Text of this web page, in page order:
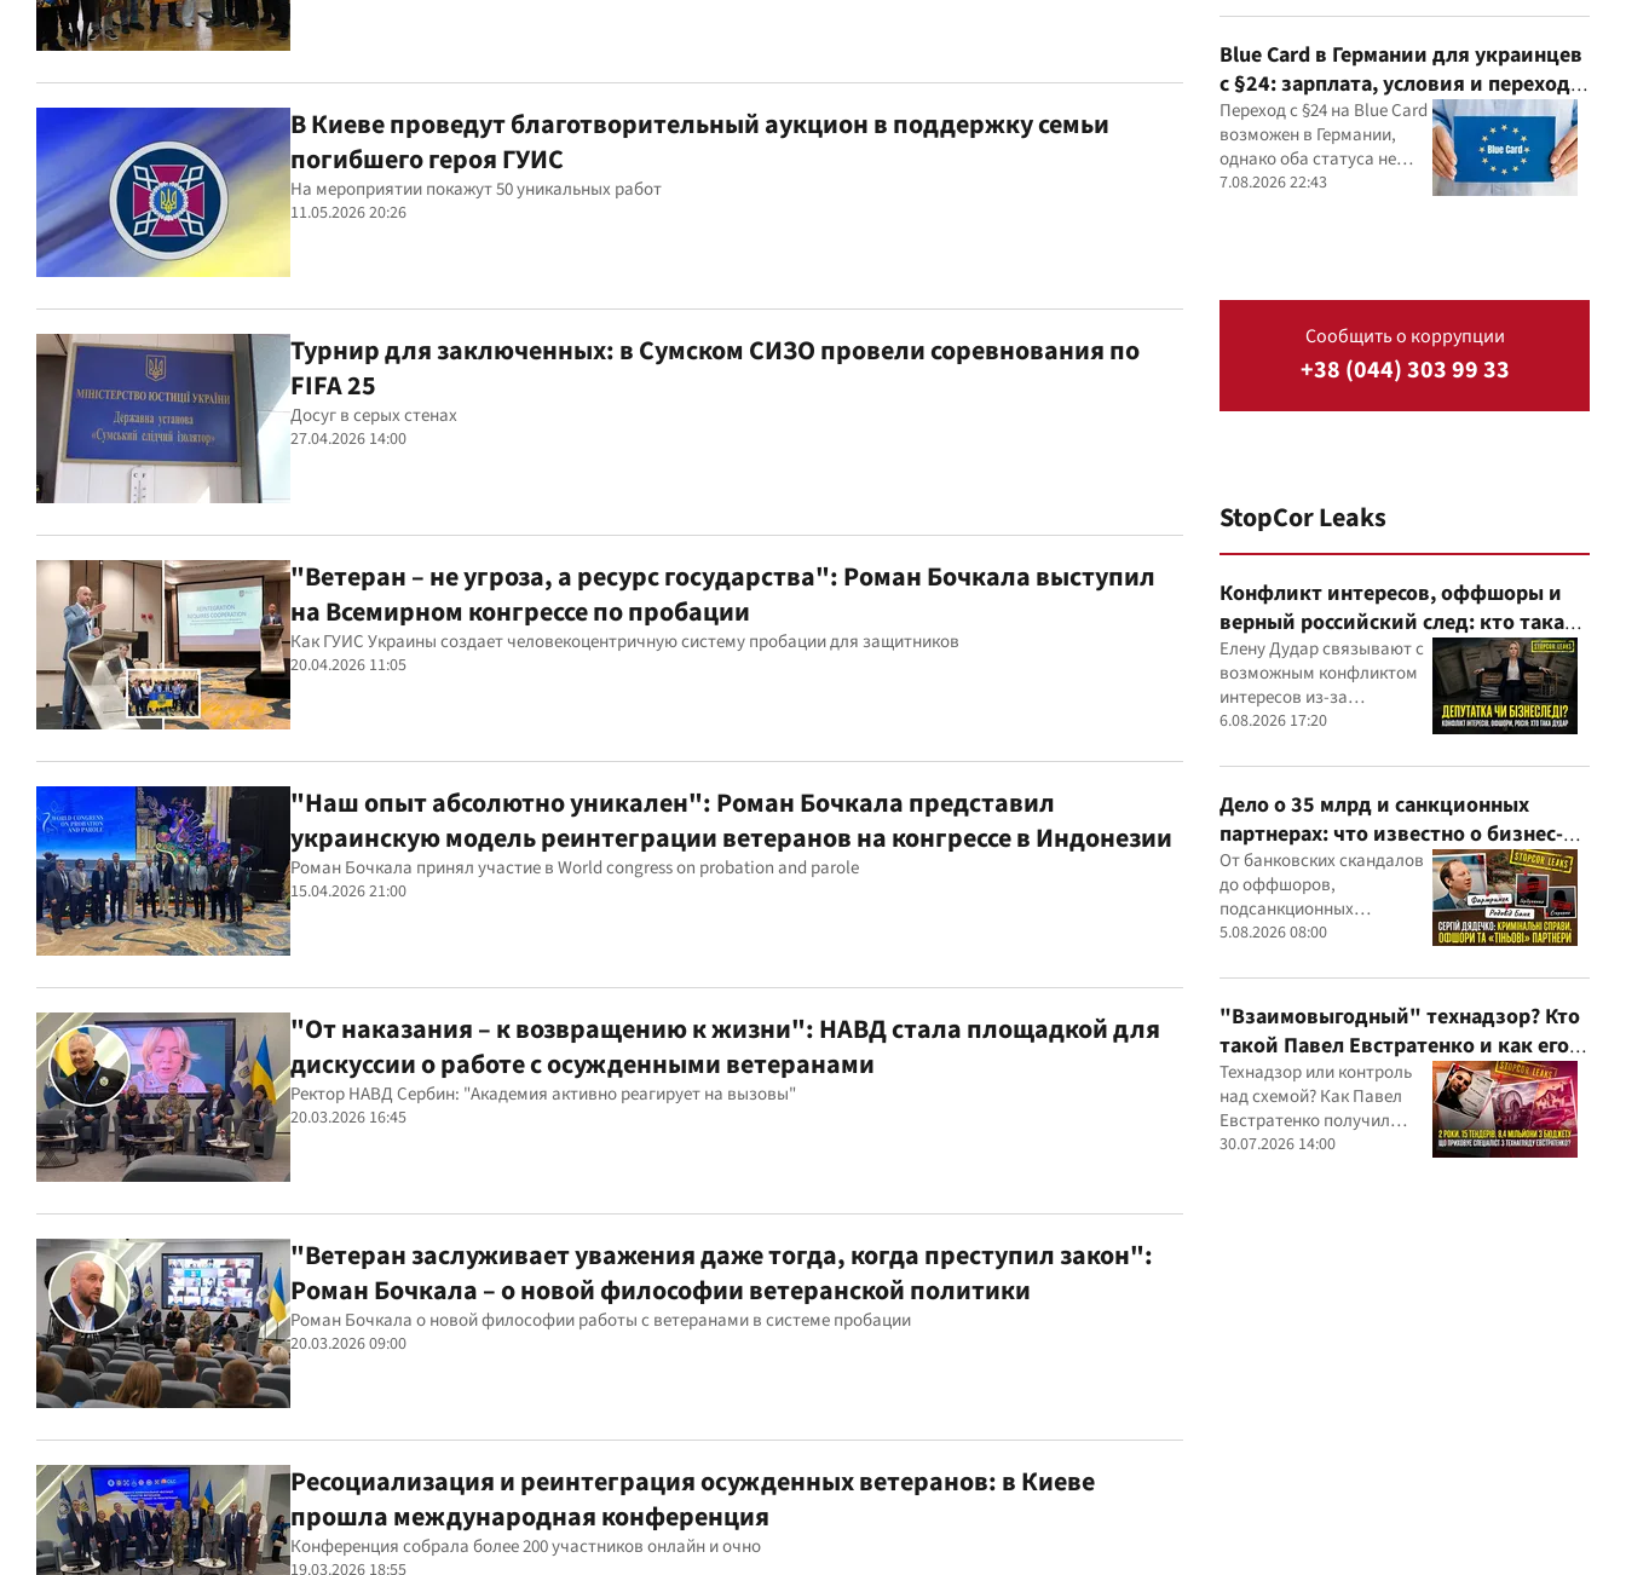
В Киеве проведут благотворительный аукцион в поддержку семьи
погибшего героя ГУИС
На мероприятии покажут 50 уникальных работ
11.05.2026 20:26
Турнир для заключенных: в Сумском СИЗО провели соревнования по
FIFA 25
Досуг в серых стенах
27.04.2026 14:00
"Ветеран – не угроза, а ресурс государства": Роман Бочкала выступил
на Всемирном конгрессе по пробации
Как ГУИС Украины создает человекоцентричную систему пробации для защитников
20.04.2026 11:05
"Наш опыт абсолютно уникален": Роман Бочкала представил
украинскую модель реинтеграции ветеранов на конгрессе в Индонезии
Роман Бочкала принял участие в World congress on probation and parole
15.04.2026 21:00
"От наказания – к возвращению к жизни": НАВД стала площадкой для
дискуссии о работе с осужденными ветеранами
Ректор НАВД Сербин: "Академия активно реагирует на вызовы"
20.03.2026 16:45
"Ветеран заслуживает уважения даже тогда, когда преступил закон":
Роман Бочкала – о новой философии ветеранской политики
Роман Бочкала о новой философии работы с ветеранами в системе пробации
20.03.2026 09:00
Ресоциализация и реинтеграция осужденных ветеранов: в Киеве
прошла международная конференция
Конференция собрала более 200 участников онлайн и очно
19.03.2026 18:55
45 дней
Blue Card в Германии для украинцев
с §24: зарплата, условия и переход в
2026 году
Переход с §24 на Blue Card
возможен в Германии,
однако оба статуса не
могут действовать
7.08.2026 22:43
Сообщить о коррупции
+38 (044) 303 99 33
StopCor Leaks
Конфликт интересов, оффшоры и
верный российский след: кто такая
Елена Дударь
Елену Дудар связывают с
возможным конфликтом
интересов из-за
семейного строительного
скандалов, судебных дел
6.08.2026 17:20
Дело о 35 млрд и санкционных
партнерах: что известно о бизнес-
интересах Сергея Дядечко от
"Родовид Банка" до "ФАРМАСЕЛ"
От банковских скандалов
до оффшоров,
подсанкционных
партнеров и уголовных
связи Сергея Дядечко до
сих пор простираются
через Украину и несколько
иностранных юрисдикций
5.08.2026 08:00
"Взаимовыгодный" технадзор? Кто
такой Павел Евстратенко и как его
ФЛП получил доступ к бюджетным
миллионам?
Технадзор или контроль
над схемой? Как Павел
Евстратенко получил
миллионные подряды
30.07.2026 14:00